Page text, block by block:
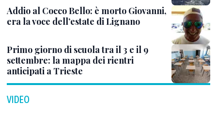
Addio al Cocco Bello: è morto Giovanni,
era la voce dell’estate di Lignano
Primo giorno di scuola tra il 3 e il 9
settembre: la mappa dei rientri
anticipati a Trieste
VIDEO